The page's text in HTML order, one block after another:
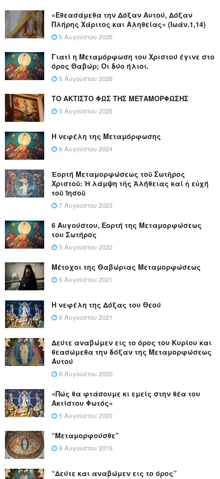
«Εθεασάμεθα την Δόξαν Αυτού, Δόξαν
Πλήρης Χάριτος και Αληθείας» (Ιωάν.1,14)
5 Αυγούστου 2026
Γιατί η Μεταμόρφωση του Χριστού έγινε στο
όρος Θαβώρ; Οι δύο ήλιοι.
5 Αυγούστου 2026
ΤΟ ΑΚΤΙΣΤΟ ΦΩΣ ΤΗΣ ΜΕΤΑΜΟΡΦΩΣΗΣ
5 Αυγούστου 2025
Η νεφέλη της Μεταμόρφωσης
6 Αυγούστου 2024
Ἑορτή Μεταμορφώσεως τοῦ Σωτῆρος
Χριστοῦ: Ἡ λάμψη τῆς Ἀλήθειας καί ἡ εὐχή
τοῦ Ἰησοῦ
7 Αυγούστου 2023
6 Αυγούστου, Εορτή της Μεταμορφώσεως
του Σωτήρος
5 Αυγούστου 2022
Μέτοχοι της Θαβώριας Μεταμορφώσεως
6 Αυγούστου 2021
Η νεφέλη της Δόξας του Θεού
6 Αυγούστου 2021
Δεύτε αναβώμεν εις το όρος του Κυρίου και
θεασώμεθα την δόξαν της Μεταμορφώσεως
Αυτού
6 Αυγούστου 2020
«Πώς θα φτάσουμε κι εμείς στην θέα του
Ακτίστου Φωτός»
5 Αυγούστου 2020
“Μεταμορφούσθε”
9 Αυγούστου 2019
“Δεύτε και αναβώμεν εις το όρος”